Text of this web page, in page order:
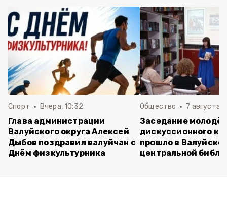
Спорт Вчера, 10:32
Глава администрации
Валуйского округа Алексей
Дыбов поздравил валуйчан с
Днём физкультурника
Общество 7 августа ,
Заседание
дискуссионного
прошло в
центральной